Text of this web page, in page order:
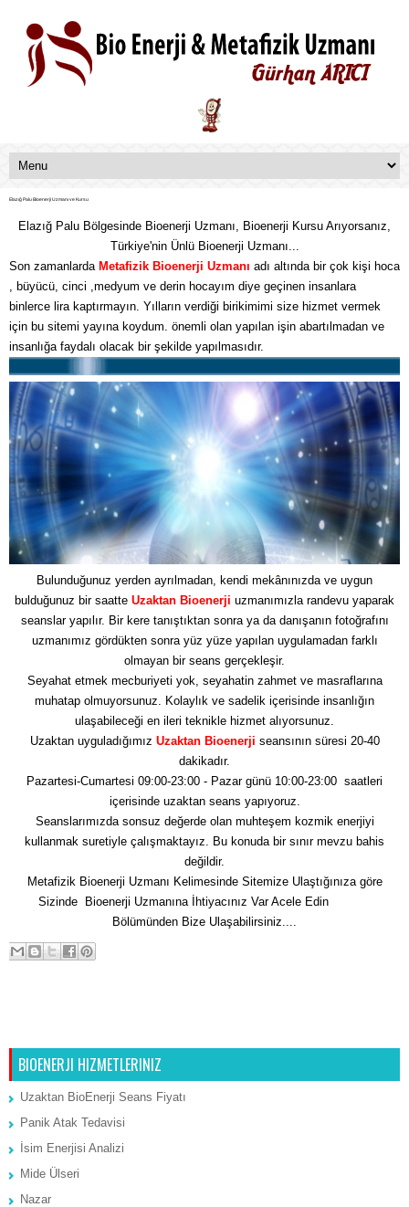
Elazığ Palu Bioenerji Uzmanı ve Kursu
Elazığ Palu Bölgesinde Bioenerji Uzmanı, Bioenerji Kursu Arıyorsanız,
Türkiye'nin Ünlü Bioenerji Uzmanı...
Son zamanlarda Metafizik Bioenerji Uzmanı adı altında bir çok kişi hoca
, büyücü, cinci ,medyum ve derin hocayım diye geçinen insanlara
binlerce lira kaptırmayın. Yılların verdiği birikimimi size hizmet vermek
için bu sitemi yayına koydum. önemli olan yapılan işin abartılmadan ve
insanlığa faydalı olacak bir şekilde yapılmasıdır.
Bulunduğunuz yerden ayrılmadan, kendi mekânınızda ve uygun
bulduğunuz bir saatte Uzaktan Bioenerji uzmanımızla randevu yaparak
seanslar yapılır. Bir kere tanıştıktan sonra ya da danışanın fotoğrafını
uzmanımız gördükten sonra yüz yüze yapılan uygulamadan farklı
olmayan bir seans gerçekleşir.
Seyahat etmek mecburiyeti yok, seyahatin zahmet ve masraflarına
muhatap olmuyorsunuz. Kolaylık ve sadelik içerisinde insanlığın
ulaşabileceği en ileri teknikle hizmet alıyorsunuz.
Uzaktan uyguladığımız Uzaktan Bioenerji seansının süresi 20-40
dakikadır.
Pazartesi-Cumartesi 09:00-23:00 - Pazar günü 10:00-23:00 saatleri
içerisinde uzaktan seans yapıyoruz.
Seanslarımızda sonsuz değerde olan muhteşem kozmik enerjiyi
kullanmak suretiyle çalışmaktayız. Bu konuda bir sınır mevzu bahis
değildir.
Metafizik Bioenerji Uzmanı Kelimesinde Sitemize Ulaştığınıza göre
Sizinde Bioenerji Uzmanına İhtiyacınız Var Acele Edin
Bölümünden Bize Ulaşabilirsiniz....
BIOENERJI HIZMETLERINIZ
Uzaktan BioEnerji Seans Fiyatı
Panik Atak Tedavisi
İsim Enerjisi Analizi
Mide Ülseri
Nazar